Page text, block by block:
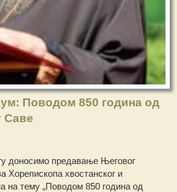
Поводом 850 година од
Саве
доносимо предавање Његовог
Хорепископа хвостанског и
на тему „Поводом 850 година од